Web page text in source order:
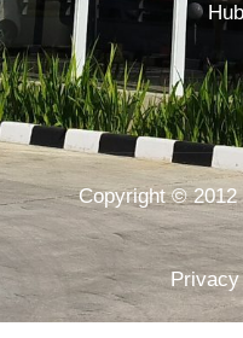
Copyright © 2012